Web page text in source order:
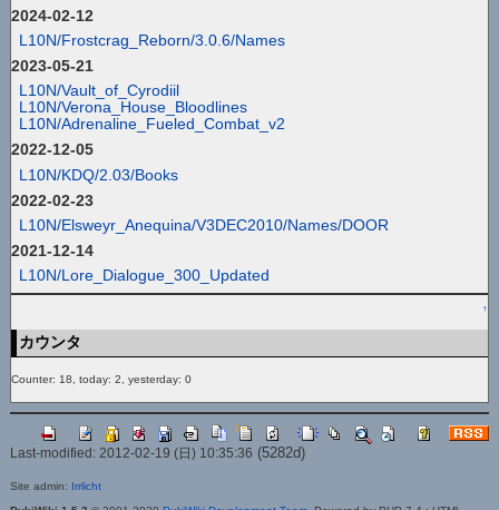
2024-02-12
L10N/Frostcrag_Reborn/3.0.6/Names
2023-05-21
L10N/Vault_of_Cyrodiil
L10N/Verona_House_Bloodlines
L10N/Adrenaline_Fueled_Combat_v2
2022-12-05
L10N/KDQ/2.03/Books
2022-02-23
L10N/Elsweyr_Anequina/V3DEC2010/Names/DOOR
2021-12-14
L10N/Lore_Dialogue_300_Updated
↑
カウンタ
Counter: 18, today: 2, yesterday: 0
Last-modified: 2012-02-19 (日) 10:35:36 (5282d)
Site admin: Irrlicht